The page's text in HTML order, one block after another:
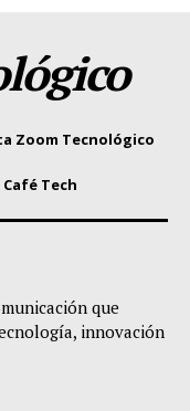
Zoom Tecnológico
Café Tech
que
innovación